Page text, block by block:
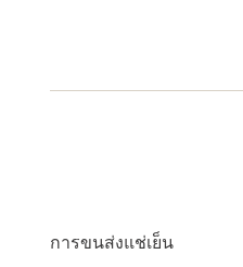
การขนส่งแช่เย็น